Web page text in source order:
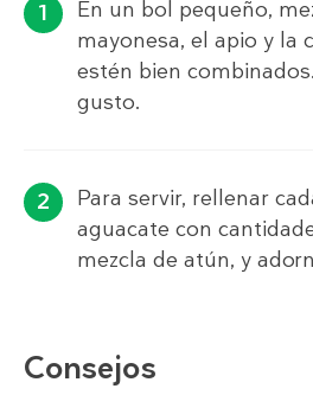
En un bol pequeño,
mayonesa, el apio y la
estén bien
gusto.
Para servir, rellenar
aguacate con
mezcla de atún, y
Consejos